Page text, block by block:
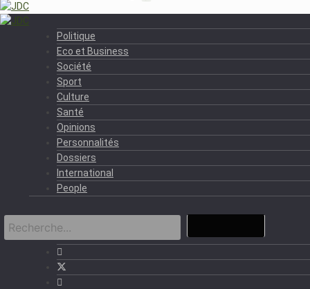
Politique
Eco et Business
Société
Sport
Culture
Santé
Opinions
Personnalités
Dossiers
International
People